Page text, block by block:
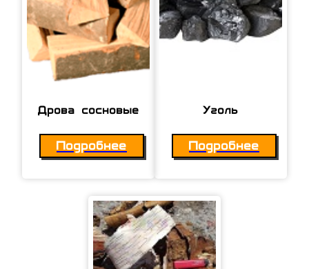
Дрова сосновые
Подробнее
Уголь
Подробнее